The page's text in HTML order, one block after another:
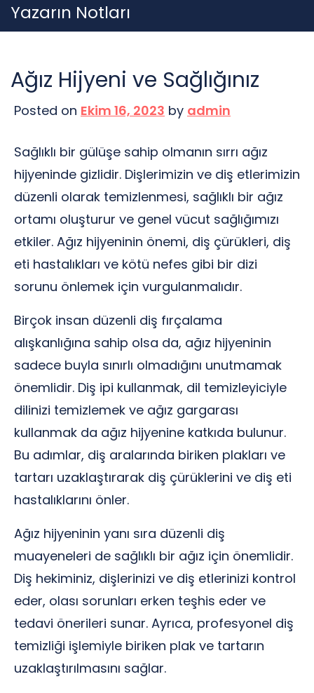
Skip
to
Yazarın Notları
Ağız Hijyeni ve Sağlığınız
Posted on Ekim 16, 2023 by admin
Sağlıklı bir gülüşe sahip olmanın sırrı ağız
hijyeninde gizlidir. Dişlerimizin ve diş etlerimizin
düzenli olarak temizlenmesi, sağlıklı bir ağız
ortamı oluşturur ve genel vücut sağlığımızı
etkiler. Ağız hijyeninin önemi, diş çürükleri, diş
eti hastalıkları ve kötü nefes gibi bir dizi
sorunu önlemek için vurgulanmalıdır.
Birçok insan düzenli diş fırçalama
alışkanlığına sahip olsa da, ağız hijyeninin
sadece buyla sınırlı olmadığını unutmamak
önemlidir. Diş ipi kullanmak, dil temizleyiciyle
dilinizi temizlemek ve ağız gargarası
kullanmak da ağız hijyenine katkıda bulunur.
Bu adımlar, diş aralarında biriken plakları ve
tartarı uzaklaştırarak diş çürüklerini ve diş eti
hastalıklarını önler.
Ağız hijyeninin yanı sıra düzenli diş
muayeneleri de sağlıklı bir ağız için önemlidir.
Diş hekiminiz, dişlerinizi ve diş etlerinizi kontrol
eder, olası sorunları erken teşhis eder ve
tedavi önerileri sunar. Ayrıca, profesyonel diş
temizliği işlemiyle biriken plak ve tartarın
uzaklaştırılmasını sağlar.